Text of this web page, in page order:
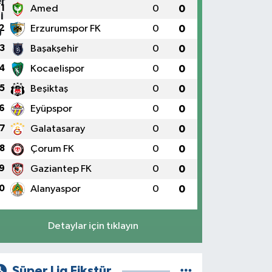
1 Amed 0 0
Erzurumspor FK 0 0
3 Başakşehir 0 0
Kocaelispor 0 0
5 Beşiktaş 0 0
Eyüpspor 0 0
7 Galatasaray 0 0
8 Çorum FK 0 0
Gaziantep FK 0 0
Alanyaspor 0 0
Detaylar için tıklayın